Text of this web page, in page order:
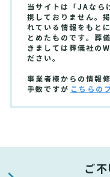
当サイトは「JAなら
携しておりません。
れている情報をもと
とめたものです。葬
きましては葬儀社の
ださい。
事業者様からの情報
手数ですが こちらの
ご